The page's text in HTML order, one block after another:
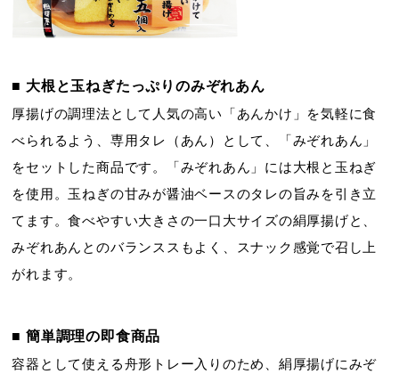
■ 大根と玉ねぎたっぷりのみぞれあん
厚揚げの調理法として人気の高い「あんかけ」を気軽に食
べられるよう、専用タレ（あん）として、「みぞれあん」
をセットした商品です。「みぞれあん」には大根と玉ねぎ
を使用。玉ねぎの甘みが醤油ベースのタレの旨みを引き立
てます。食べやすい大きさの一口大サイズの絹厚揚げと、
みぞれあんとのバランススもよく、スナック感覚で召し上
がれます。
■ 簡単調理の即食商品
容器として使える舟形トレー入りのため、絹厚揚げにみぞ